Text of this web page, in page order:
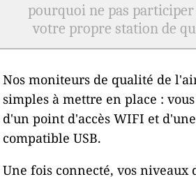
pourquoi ne pas participer
votre propre station de
Nos moniteurs de qualité de
simples à mettre en place :
d'un point d'accès WIFI et
compatible USB.
Une fois connecté, vos niveaux